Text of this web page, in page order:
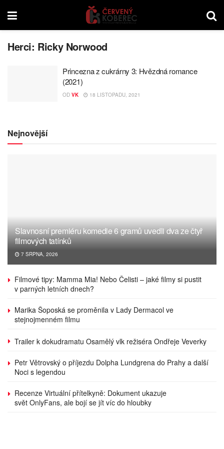
Herci: Ricky Norwood
Princezna z cukrárny 3: Hvězdná romance
(2021)
OD VK 18 LISTOPADU, 2021
Nejnovější
Slavnosní premiéru komedie 6 gramů uvedli dva ze čtyř
filmových tatínků
7 SRPNA, 2026
Filmové tipy: Mamma Mia! Nebo Čelisti – jaké filmy si pustit
v parných letních dnech?
Marika Šoposká se proměnila v Lady Dermacol ve
stejnojmenném filmu
Trailer k dokudramatu Osamělý vlk režiséra Ondřeje Veverky
Petr Větrovský o příjezdu Dolpha Lundgrena do Prahy a další
Noci s legendou
Recenze Virtuální přítelkyně: Dokument ukazuje
svět OnlyFans, ale bojí se jít víc do hloubky